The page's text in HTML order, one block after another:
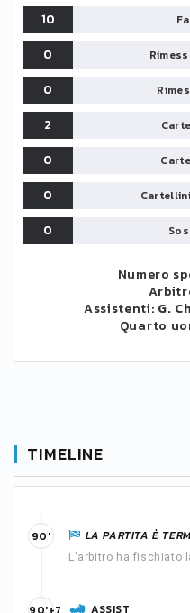
10
0
0
2
0
0
0
Numero
Assistenti: G.
Quarto
TIMELINE
LA PARTITA È
L'arbitro ha fischiato
90'
ASSIST